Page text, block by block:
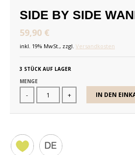
SIDE BY SIDE
59,90 €
inkl. 19% MwSt., zzgl. Versandkosten
3 STÜCK AUF LAGER
MENGE
- + IN DEN